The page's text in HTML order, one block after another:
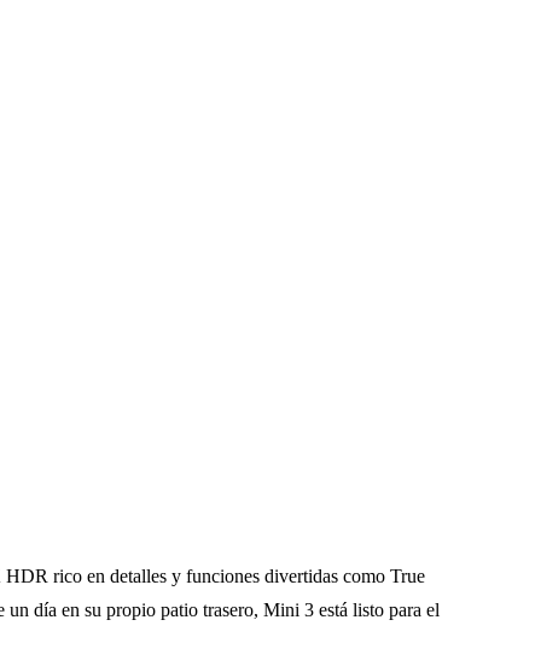
rico en detalles y funciones divertidas como True
un día en su propio patio trasero, Mini 3 está listo para el